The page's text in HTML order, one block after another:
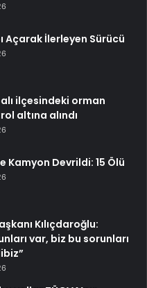
Açarak İlerleyen Sürücü
ilçesindeki orman
altına alındı
Kamyon Devrildi: 15 Ölü
Kılıçdaroğlu:
var, biz bu sorunları